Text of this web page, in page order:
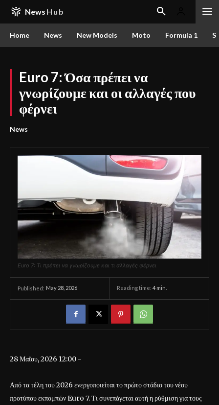
News Hub
Home News New Models Moto Formula 1
Euro 7: Όσα πρέπει να
γνωρίζουμε και οι αλλαγές που
φέρνει
News
Euro 7: Τι πρέπει να γνωρίζουμε και τι αλλαγές φέρνει
Published: May 28, 2026 Reading time: 4 min.
28 Μαΐου, 2026 12:00 -
Από τα τέλη του 2026 ενεργοποιείται το πρώτο στάδιο του νέου
προτύπου εκπομπών Euro 7. Τι συνεπάγεται αυτή η ρύθμιση για τους